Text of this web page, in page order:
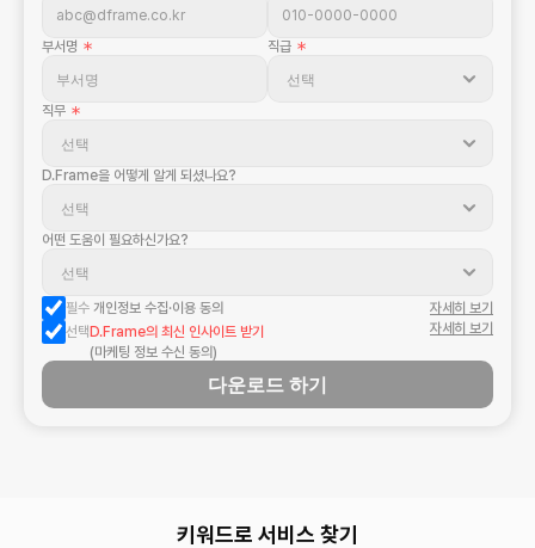
부서명 ＊ 직급 ＊
직무 ＊
D.Frame을 어떻게 알게 되셨나요?
어떤 도움이 필요하신가요?
필수 개인정보 수집·이용 동의
자세히 보기
선택 D.Frame의 최신 인사이트 받기
(마케팅 정보 수신 동의)
자세히 보기
다운로드 하기
키워드로 서비스 찾기